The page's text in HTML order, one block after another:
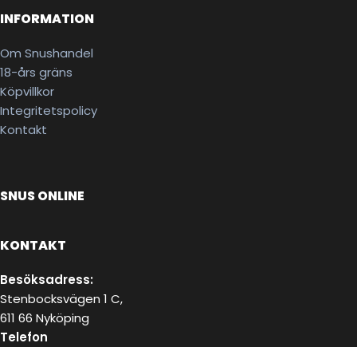
INFORMATION
Om Snushandel
18-års gräns
Köpvillkor
Integritetspolicy
Kontakt
SNUS ONLINE
KONTAKT
Besöksadress:
Stenbocksvägen 1 C,
611 66 Nyköping
Telefon